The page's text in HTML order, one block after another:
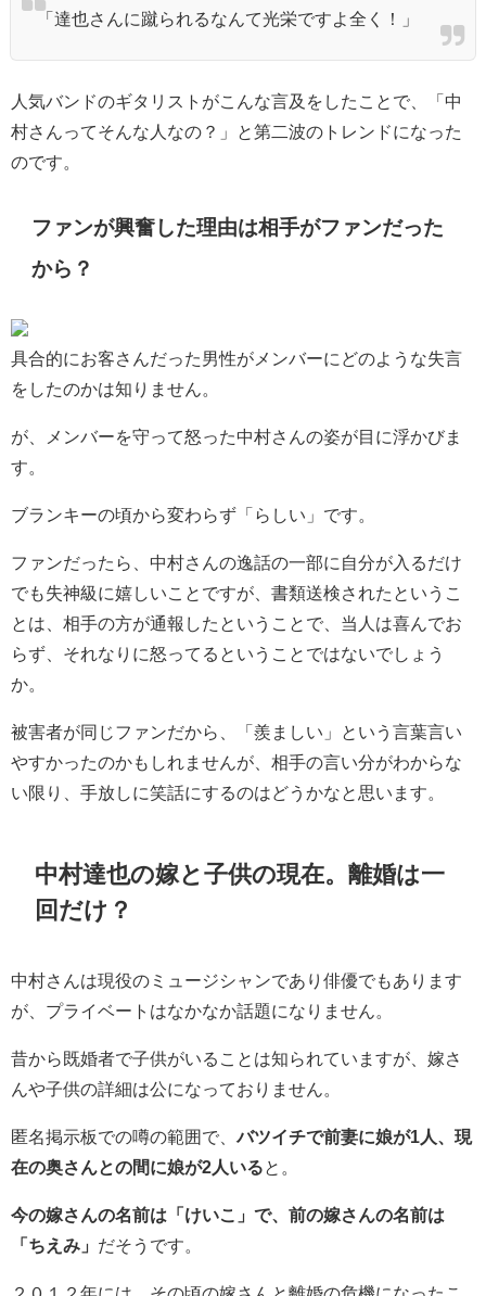
「達也さんに蹴られるなんて光栄ですよ全く！」
人気バンドのギタリストがこんな言及をしたことで、「中
村さんってそんな人なの？」と第二波のトレンドになった
のです。
ファンが興奮した理由は相手がファンだった
から？
具合的にお客さんだった男性がメンバーにどのような失言
をしたのかは知りません。
が、メンバーを守って怒った中村さんの姿が目に浮かびま
す。
ブランキーの頃から変わらず「らしい」です。
ファンだったら、中村さんの逸話の一部に自分が入るだけ
でも失神級に嬉しいことですが、書類送検されたというこ
とは、相手の方が通報したということで、当人は喜んでお
らず、それなりに怒ってるということではないでしょう
か。
被害者が同じファンだから、「羨ましい」という言葉言い
やすかったのかもしれませんが、相手の言い分がわからな
い限り、手放しに笑話にするのはどうかなと思います。
中村達也の嫁と子供の現在。離婚は一
回だけ？
中村さんは現役のミュージシャンであり俳優でもあります
が、プライベートはなかなか話題になりません。
昔から既婚者で子供がいることは知られていますが、嫁さ
んや子供の詳細は公になっておりません。
匿名掲示板での噂の範囲で、 バツイチで前妻に娘が1人、現
在の奥さんとの間に娘が2人 いる と。
今の嫁さんの名前は「けいこ」で、前の嫁さんの名前は
「ちえみ」 だそうです。
２０１２年には、その頃の嫁さんと離婚の危機になったこ